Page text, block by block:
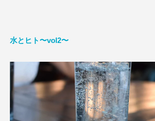
水とヒト〜vol2〜